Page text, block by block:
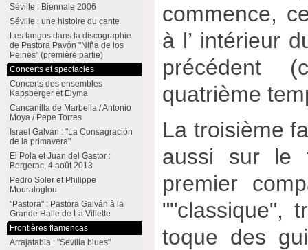
commence,
à l’ intérieur
précédent
quatrième
La troisième
aussi sur le
premier
""classique",
toque des
Séville : Biennale 2006
Séville : une histoire du cante
Les tangos dans la discographie
de Pastora Pavón "Niña de los
Peines" (première partie)
Concerts et spectacles
Concerts des ensembles
Kapsberger et Elyma
Cancanilla de Marbella / Antonio
Moya / Pepe Torres
Israel Galván : "La Consagración
de la primavera"
El Pola et Juan del Gastor :
Bergerac, 4 août 2013
Pedro Soler et Philippe
Mouratoglou
"Pastora" : Pastora Galván à la
Grande Halle de La Villette
Frontières flamencas
Arrajatabla : "Sevilla blues"